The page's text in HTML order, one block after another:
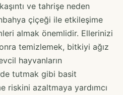
ve tahrişe neden
çiçeği ile etkileşime
almak önemlidir. Ellerinizi
temizlemek, bitkiyi ağız
hayvanların
tutmak gibi basit
riskini azaltmaya yardımcı